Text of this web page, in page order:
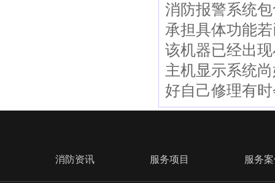
消防报警系统
承担具体功能
该机器已经出
主机显示系统
好自己修理有
消防资讯 服务项目 服务